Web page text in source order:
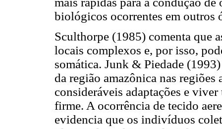
biológicos ocorrentes em outros
Sculthorpe (1985) comenta que
locais complexos e, por isso,
somática. Junk & Piedade
da região amazônica nas
consideráveis adaptações e
firme. A ocorrência de tecido
evidencia que os indivíduos